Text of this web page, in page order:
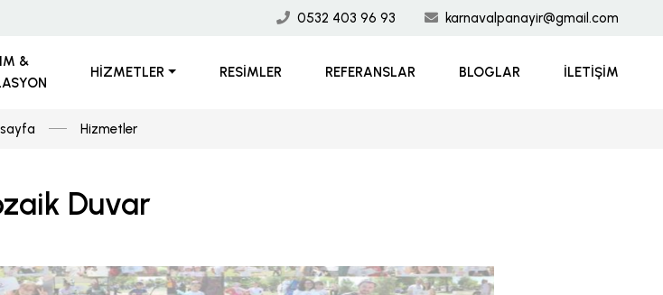
0532 403 96 93 karnavalpanayir@gmail.com
&
HIZMETLER RESIMLER REFERANSLAR BLOGLAR İLETIŞIM
Hizmetler
Duvar